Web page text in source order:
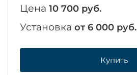
Цена 10 700 руб.
Установка от 6 000 руб.
Купить